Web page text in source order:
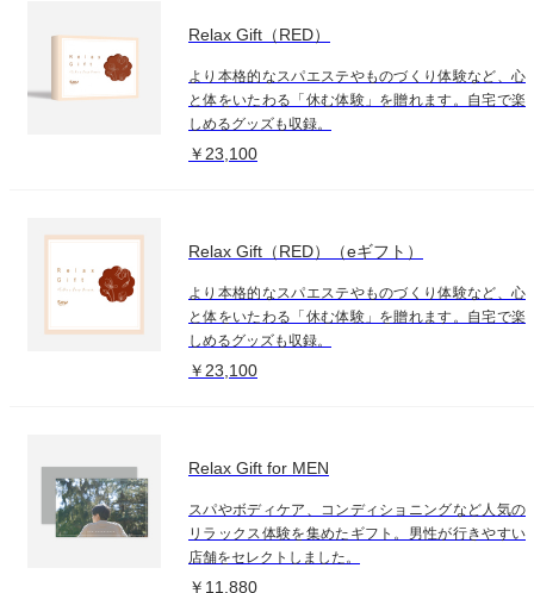
Relax Gift（RED）
より本格的なスパエステやものづくり体験など、心
と体をいたわる「休む体験」を贈れます。自宅で楽
しめるグッズも収録。
￥23,100
Relax Gift（RED）（eギフト）
より本格的なスパエステやものづくり体験など、心
と体をいたわる「休む体験」を贈れます。自宅で楽
しめるグッズも収録。
￥23,100
Relax Gift for MEN
スパやボディケア、コンディショニングなど人気の
リラックス体験を集めたギフト。男性が行きやすい
店舗をセレクトしました。
￥11,880